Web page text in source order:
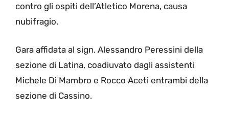
contro gli ospiti dell’Atletico Morena, causa
nubifragio.
Gara affidata al sign. Alessandro Peressini della
sezione di Latina, coadiuvato dagli assistenti
Michele Di Mambro e Rocco Aceti entrambi della
sezione di Cassino.